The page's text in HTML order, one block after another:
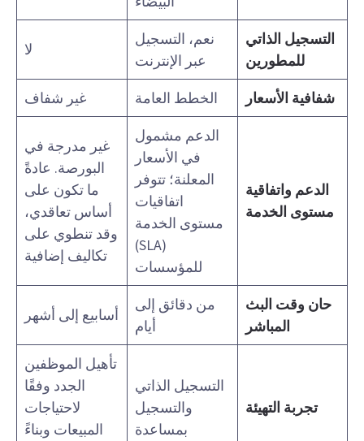
التسجيل الذاتي
للمطورين
نعم، التسجيل
عبر الإنترنت
شفافية الأسعار الخطط العامة غير شفاف
الدعم واتفاقية
مستوى الخدمة
الدعم مشمول
في الأسعار
المعلنة؛ تتوفر
اتفاقيات
مستوى الخدمة
(SLA)
للمؤسسات
غير مدرجة في
البورصة. عادةً
ما تكون على
أساس تعاقدي،
وقد تنطوي على
تكاليف إضافية
حان وقت البث
المباشر
من دقائق إلى
أيام
أسابيع إلى أشهر
تجربة التهيئة
التسجيل الذاتي
والتسجيل
بمساعدة
تأهيل الموظفين
الجدد وفقًا
لاحتياجات
المبيعات وبناءً